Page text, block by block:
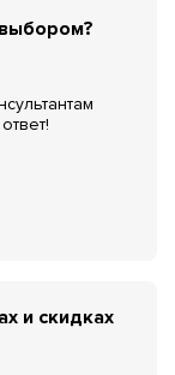
и скидках